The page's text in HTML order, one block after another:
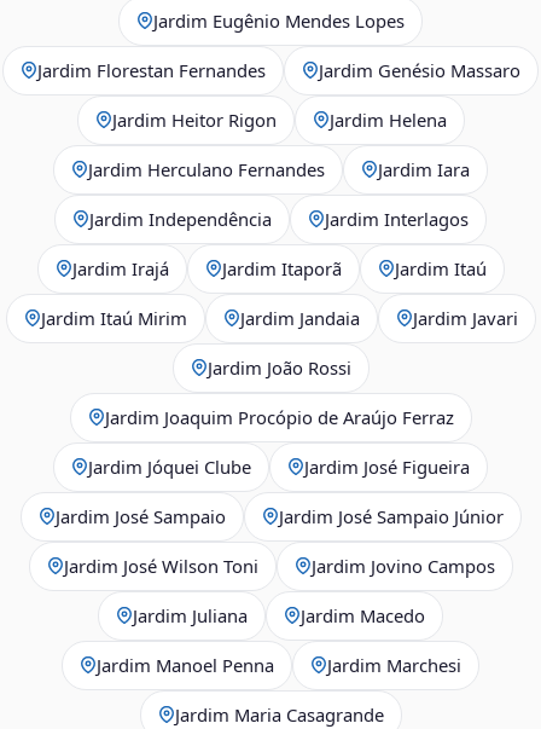
Jardim Eugênio Mendes Lopes
Jardim Florestan Fernandes Jardim Genésio Massaro
Jardim Heitor Rigon Jardim Helena
Jardim Herculano Fernandes Jardim Iara
Jardim Independência Jardim Interlagos
Jardim Irajá Jardim Itaporã Jardim Itaú
Jardim Itaú Mirim Jardim Jandaia Jardim Javari
Jardim João Rossi
Jardim Joaquim Procópio de Araújo Ferraz
Jardim Jóquei Clube Jardim José Figueira
Jardim José Sampaio Jardim José Sampaio Júnior
Jardim José Wilson Toni Jardim Jovino Campos
Jardim Juliana Jardim Macedo
Jardim Manoel Penna Jardim Marchesi
Jardim Maria Casagrande